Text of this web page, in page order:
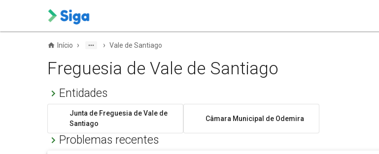
Início › › Vale de Santiago
Freguesia de Vale de Santiago
Entidades
Junta de Freguesia de Vale de
Santiago
Câmara Municipal de Odemira
Problemas recentes